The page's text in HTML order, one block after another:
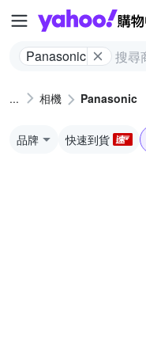
Panasonic
相機 Panasonic
品牌 快速到貨